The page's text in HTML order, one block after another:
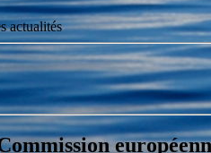
actualités